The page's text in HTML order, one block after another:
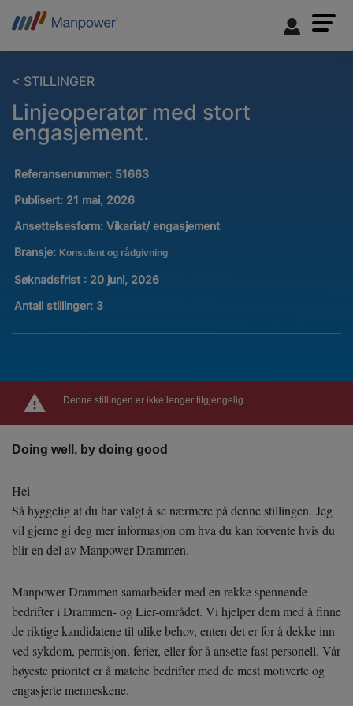
< STILLINGER
Linjeoperatør med stort
engasjement.
Referansenummer: 51663
Publisert: 21 mai, 2026
Ansettelsesform: Vikariat/ engasjement
Bransje: Konsulent og rådgivning
Søknadsfrist : 20 juni, 2026
Antall stillinger: 3
Denne stillingen er ikke lenger tilgjengelig
Doing well, by doing good
Hei
Så hyggelig at du har valgt å se nærmere på denne stillingen. Jeg
vil gjerne gi deg mer informasjon om hva du kan forvente hvis du
blir en del av Manpower Drammen.
Manpower Drammen samarbeider med en rekke spennende
bedrifter i Drammen- og Lier-området. Vi hjelper dem med å finne
de riktige kandidatene til ulike behov, enten det er for å dekke inn
ved sykdom, permisjon, ferier, eller for å ansette fast personell. Vår
høyeste prioritet er å matche bedrifter med de mest motiverte og
engasjerte menneskene.